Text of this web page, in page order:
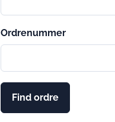
Ordrenummer
Find ordre